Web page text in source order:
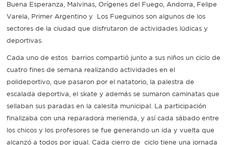
Buena Esperanza, Malvinas, Orígenes del Fuego, Andorra, Felipe
Varela, Primer Argentino y Los Fueguinos son algunos de los
sectores de la ciudad que disfrutaron de actividades lúdicas y
deportivas.
Cada uno de estos barrios compartió junto a sus niños un ciclo de
cuatro fines de semana realizando actividades en el
polideportivo, que pasaron por el natatorio, la palestra de
escalada deportiva, el skate y además se sumaron caminatas que
sellaban sus paradas en la calesita municipal. La participación
finalizaba con una reparadora merienda, y así cada sábado entre
los chicos y los profesores se fue generando un ida y vuelta que
alcanzó a todos por igual. Cada cierro de ciclo tiene una jornada